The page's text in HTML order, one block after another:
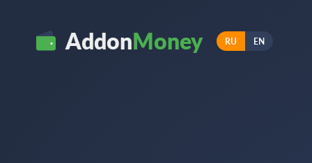
AddonMoney RU EN